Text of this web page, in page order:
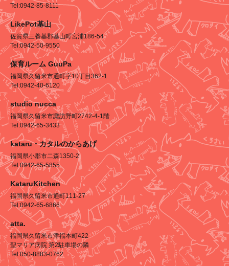
Tel:0942-85-8111
LikePot基山
佐賀県三養基郡基山町宮浦186-54
Tel:0942-50-9550
保育ルーム GuuPa
福岡県久留米市通町字10丁目362-1
Tel:0942-40-6120
studio nucca
福岡県久留米市諏訪野町2742-4-1階
Tel:0942-65-3433
kataru・カタルのからあげ
福岡県小郡市二森1350-2
Tel:0942-65-5855
KataruKitchen
福岡県久留米市通町111-27
Tel:0942-65-6866
atta.
福岡県久留米市津福本町422
聖マリア病院 第2駐車場の隣
Tel:050-8883-0762